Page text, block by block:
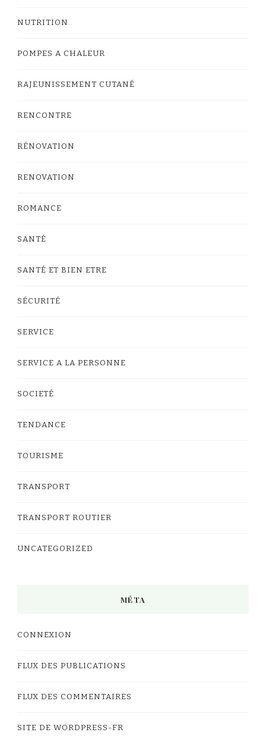
NUTRITION
POMPES A CHALEUR
RAJEUNISSEMENT CUTANÉ
RENCONTRE
RÉNOVATION
RENOVATION
ROMANCE
SANTÉ
SANTÉ ET BIEN ETRE
SÉCURITÉ
SERVICE
SERVICE A LA PERSONNE
SOCIETÉ
TENDANCE
TOURISME
TRANSPORT
TRANSPORT ROUTIER
UNCATEGORIZED
MÉTA
CONNEXION
FLUX DES PUBLICATIONS
FLUX DES COMMENTAIRES
SITE DE WORDPRESS-FR